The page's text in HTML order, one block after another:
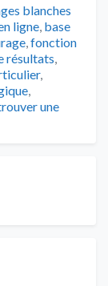
blanches
ligne, base
,fonction
résultats,
,
,
une